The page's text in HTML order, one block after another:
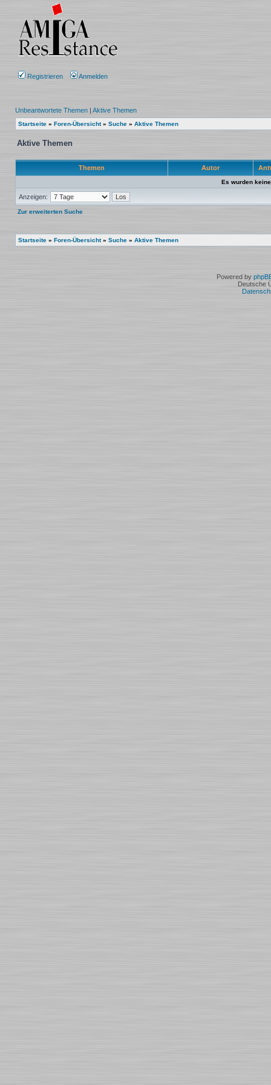
Registrieren Anmelden
Unbeantwortete Themen | Aktive Themen
Startseite » Foren-Übersicht» Suche » Aktive Themen
Aktive Themen
Themen Autor
Es wurden
Anzeigen:
Zur erweiterten Suche
Startseite » Foren-Übersicht» Suche » Aktive Themen
Powered by
Deutsche